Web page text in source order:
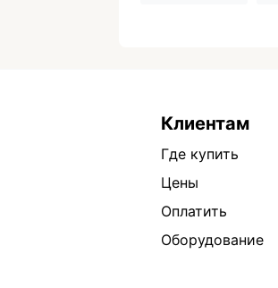
Клиентам
Где купить
Цены
Оплатить
Оборудование